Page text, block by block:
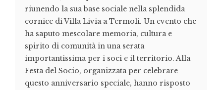
riunendo la sua base sociale nella splendida
cornice di Villa Livia a Termoli. Un evento che
ha saputo mescolare memoria, cultura e
spirito di comunità in una serata
importantissima per i soci e il territorio. Alla
Festa del Socio, organizzata per celebrare
questo anniversario speciale, hanno risposto